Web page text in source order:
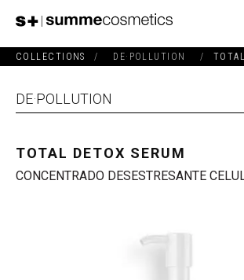
COLLECTIONS / DE·POLLUTION /
DE·POLLUTION
TOTAL DETOX SERUM
CONCENTRADO DESESTRESANTE